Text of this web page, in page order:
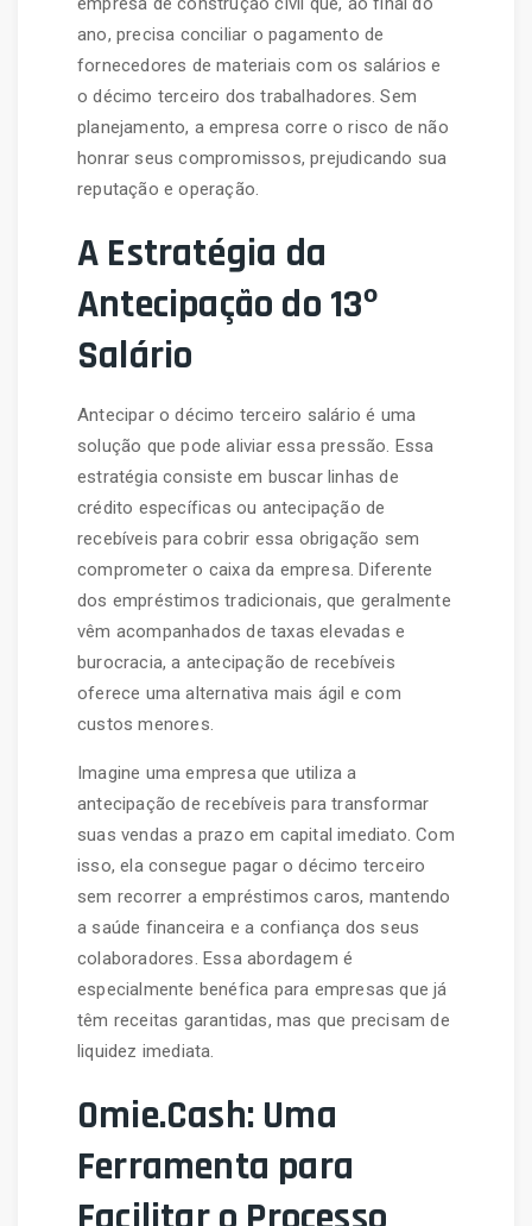
ano, precisa conciliar o pagamento de
fornecedores de materiais com os salários e
o décimo terceiro dos trabalhadores. Sem
planejamento, a empresa corre o risco de não
honrar seus compromissos, prejudicando sua
reputação e operação.
A Estratégia da
Antecipação do 13º
Salário
Antecipar o décimo terceiro salário é uma
solução que pode aliviar essa pressão. Essa
estratégia consiste em buscar linhas de
crédito específicas ou antecipação de
recebíveis para cobrir essa obrigação sem
comprometer o caixa da empresa. Diferente
dos empréstimos tradicionais, que geralmente
vêm acompanhados de taxas elevadas e
burocracia, a antecipação de recebíveis
oferece uma alternativa mais ágil e com
custos menores.
Imagine uma empresa que utiliza a
antecipação de recebíveis para transformar
suas vendas a prazo em capital imediato. Com
isso, ela consegue pagar o décimo terceiro
sem recorrer a empréstimos caros, mantendo
a saúde financeira e a confiança dos seus
colaboradores. Essa abordagem é
especialmente benéfica para empresas que já
têm receitas garantidas, mas que precisam de
liquidez imediata.
Omie.Cash: Uma
Ferramenta para